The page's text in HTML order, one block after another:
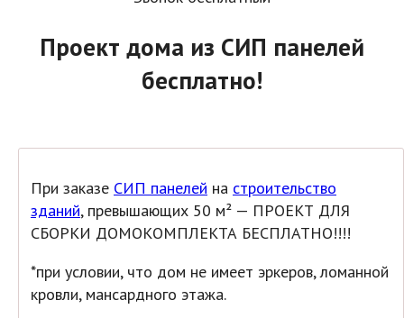
Проект дома из СИП панелей
бесплатно!
При заказе СИП панелей на строительство
зданий, превышающих 50 м² — ПРОЕКТ ДЛЯ
СБОРКИ ДОМОКОМПЛЕКТА БЕСПЛАТНО!!!!
*при условии, что дом не имеет эркеров, ломанной
кровли, мансардного этажа.